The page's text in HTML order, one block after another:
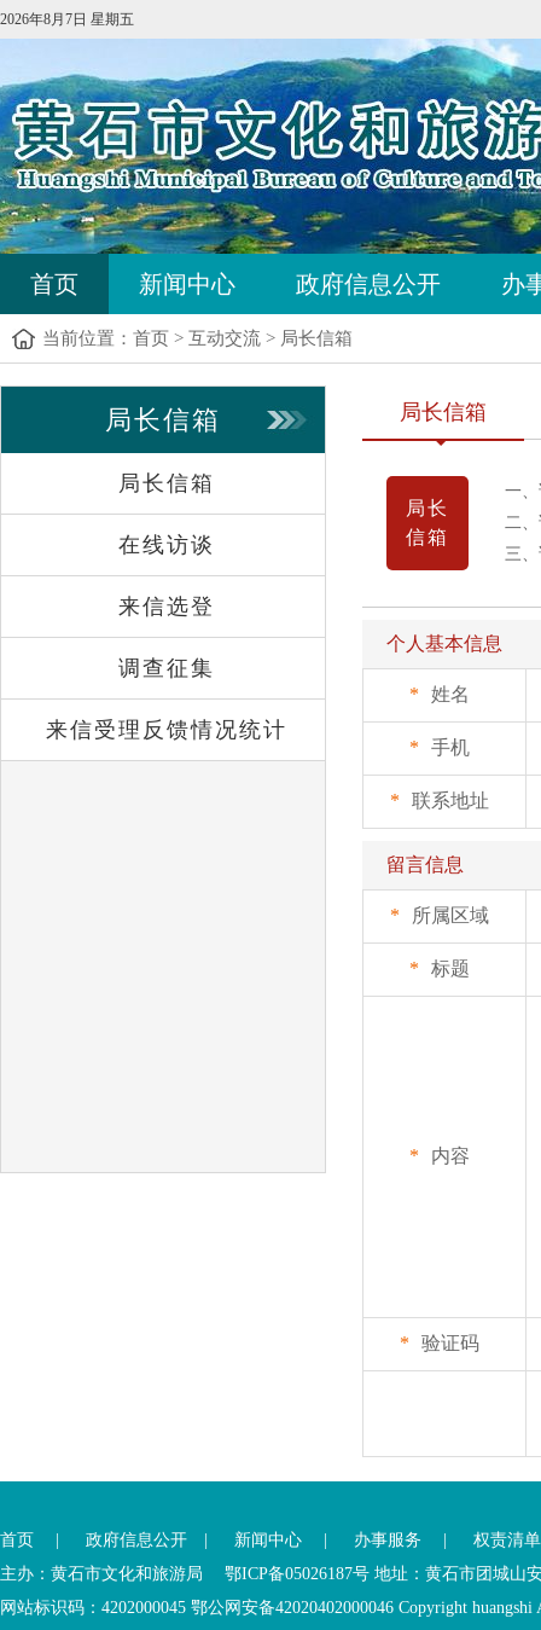
2026年8月7日 星期五
首页 新闻中心 政府信息公开 办
当前位置： 首页 > 互动交流 > 局长信箱
局长信箱
局长信箱
在线访谈
来信选登
调查征集
来信受理反馈情况统计
局长信箱
局长
信箱
一
二
三
个人基本信息
* 姓名
* 手机
* 联系地址
留言信息
* 所属区域
* 标题
* 内容
* 验证码
首页 政府信息公开 新闻中心 办事服务
权责清单
主办：黄石市文化和旅游局 鄂ICP备05026187号 地址：黄石市团城山
网站标识码：4202000045 鄂公网安备42020402000046 Copyright huangshi